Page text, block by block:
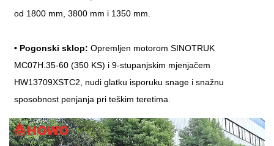
od 1800 mm, 3800 mm i 1350 mm.
• Pogonski sklop: Opremljen motorom SINOTRUK
MC07H.35-60 (350 KS) i 9-stupanjskim mjenjačem
HW13709XSTC2, nudi glatku isporuku snage i snažnu
sposobnost penjanja pri teškim teretima.